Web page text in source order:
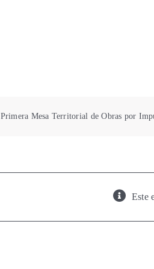
Primera Mesa Territorial de Obras por
Este